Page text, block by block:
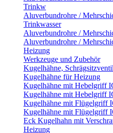
Trinkw
Aluverbundrohre /
Trinkwasser
Aluverbundrohre /
Aluverbundrohre /
Heizung
Werkzeuge und Zubehör
Kugelhähne,
Kugelhähne für Heizung
Kugelhähne mit Hebelgriff
Kugelhähne mit Hebelgriff
Kugelhähne mit Flügelgriff
Kugelhähne mit Flügelgriff
Eck Kugelhahn mit
Heizung